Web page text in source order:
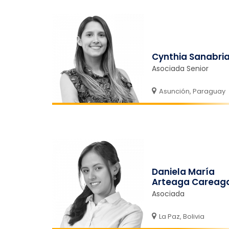
Cynthia
Asociada Senior
Asunción, Paraguay
Daniela María
Arteaga
Asociada
La Paz, Bolivia